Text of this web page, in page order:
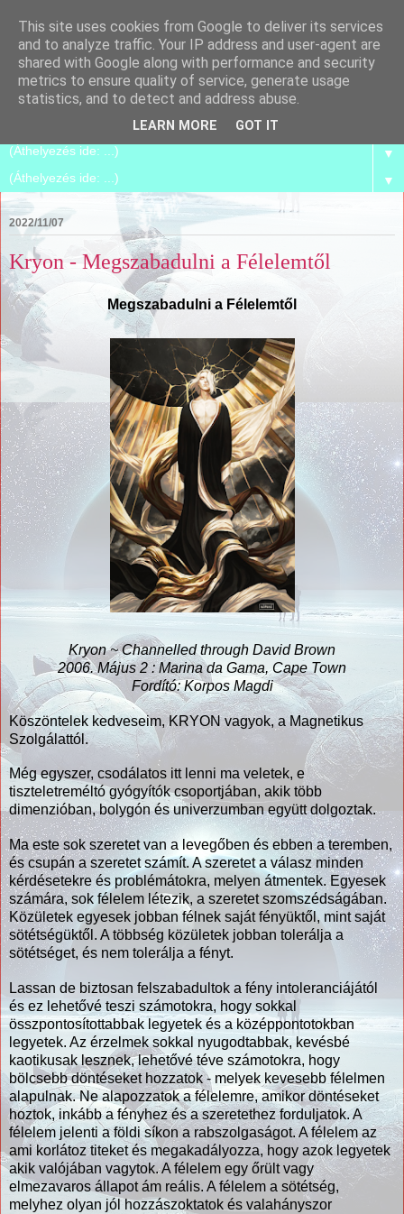
Spirilego
Szétszedjük, és összerakjuk magunkat azzá, amik már
▼
▼
2022/11/07
Kryon - Megszabadulni a Félelemtől
Megszabadulni a Félelemtől
Kryon ~ Channelled through David Brown
2006. Május 2 : Marina da Gama, Cape Town
Fordító: Korpos Magdi
Köszöntelek kedveseim, KRYON vagyok, a Magnetikus
Szolgálattól.
Még egyszer, csodálatos itt lenni ma veletek, e
tiszteletreméltó gyógyítók csoportjában, akik több
dimenzióban, bolygón és univerzumban együtt dolgoztak.
Ma este sok szeretet van a levegőben és ebben a teremben,
és csupán a szeretet számít. A szeretet a válasz minden
kérdésetekre és problémátokra, melyen átmentek. Egyesek
számára, sok félelem létezik, a szeretet szomszédságában.
Közületek egyesek jobban félnek saját fényüktől, mint saját
sötétségüktől. A többség közületek jobban tolerálja a
sötétséget, és nem tolerálja a fényt.
Lassan de biztosan felszabadultok a fény intoleranciájától
és ez lehetővé teszi számotokra, hogy sokkal
összpontosítottabbak legyetek és a középpontotokban
legyetek. Az érzelmek sokkal nyugodtabbak, kevésbé
kaotikusak lesznek, lehetővé téve számotokra, hogy
bölcsebb döntéseket hozzatok - melyek kevesebb félelmen
alapulnak. Ne alapozzatok a félelemre, amikor döntéseket
hoztok, inkább a fényhez és a szeretethez forduljatok. A
félelem jelenti a földi síkon a rabszolgaságot. A félelem az
ami korlátoz titeket és megakadályozza, hogy azok legyetek
akik valójában vagytok. A félelem egy őrült vagy
elmezavaros állapot ám reális. A félelem a sötétség,
melyhez olyan jól hozzászoktatok és valahányszor
This site uses cookies from Google to deliver its services
and to analyze traffic. Your IP address and user-agent are
shared with Google along with performance and security
metrics to ensure quality of service, generate usage
statistics, and to detect and address abuse.
LEARN MORE GOT IT